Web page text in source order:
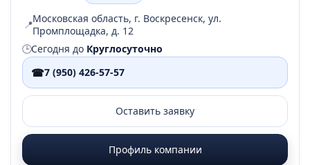
📍Московская область, г. Воскресенск, ул.
Промплощадка, д. 12
🕒Сегодня до Круглосуточно
☎7 (950) 426-57-57
Оставить заявку
Профиль компании